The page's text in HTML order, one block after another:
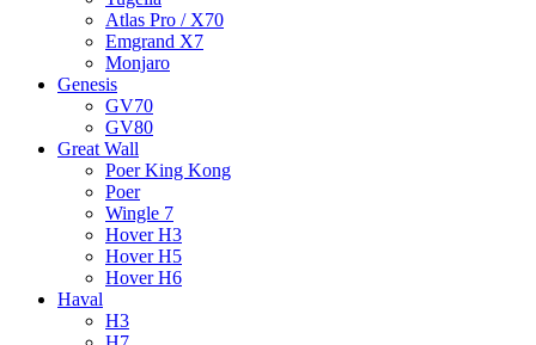
Atlas Pro / X70
Emgrand X7
Monjaro
Genesis
GV70
GV80
Great Wall
Poer King Kong
Poer
Wingle 7
Hover H3
Hover H5
Hover H6
Haval
H3